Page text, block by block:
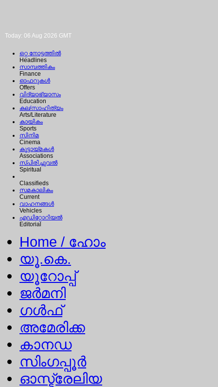
Today: 06 Aug 2026 GMT
ഒറ്റ നോട്ടത്തില്‍
Headlines
സാമ്പത്തികം
Finance
ഓഫറുകള്‍
Offers
വിദ്യാഭ്യാസം
Education
കല/സാഹിത്യം
Arts/Literature
കായികം
Sports
സിനിമ
Cinema
കൂട്ടായ്മകള്‍
Associations
സ്പിരിച്ചുവല്‍
Spiritual
Classifieds
സമകാലികം
Current
വാഹനങ്ങള്‍
Vehicles
എഡിറ്റോറിയല്‍
Editorial
Home / ഹോം
യൂ.കെ.
യൂറോപ്പ്
ജര്‍മനി
ഗള്‍ഫ്
അമേരിക്ക
കാനഡ
സിംഗപ്പൂര്‍
ഓസ്ട്രേലിയ